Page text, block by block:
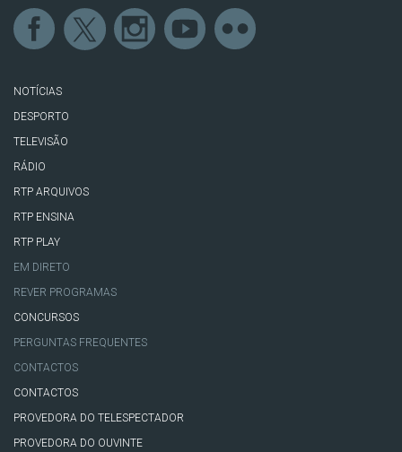
NOTÍCIAS
DESPORTO
TELEVISÃO
RÁDIO
RTP ARQUIVOS
RTP ENSINA
RTP PLAY
EM DIRETO
REVER PROGRAMAS
CONCURSOS
PERGUNTAS FREQUENTES
CONTACTOS
CONTACTOS
PROVEDORA DO TELESPECTADOR
PROVEDORA DO OUVINTE